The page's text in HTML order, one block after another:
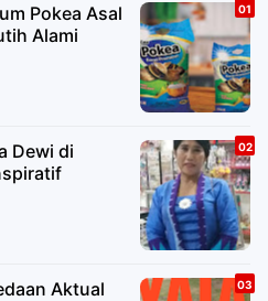
Pokea Asal
Alami
Aktual